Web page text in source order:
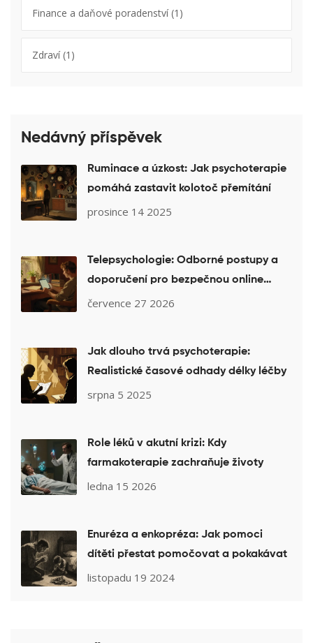
Finance a daňové poradenství(1)
Zdraví(1)
Nedávný příspěvek
Ruminace a úzkost: Jak psychoterapie
pomáhá zastavit kolotoč přemítání
prosince 14 2025
Telepsychologie: Odborné postupy a
doporučení pro bezpečnou online
terapii
července 27 2026
Jak dlouho trvá psychoterapie:
Realistické časové odhady délky léčby
srpna 5 2025
Role léků v akutní krizi: Kdy
farmakoterapie zachraňuje životy
ledna 15 2026
Enuréza a enkopréza: Jak pomoci
dítěti přestat pomočovat a pokakávat
listopadu 19 2024